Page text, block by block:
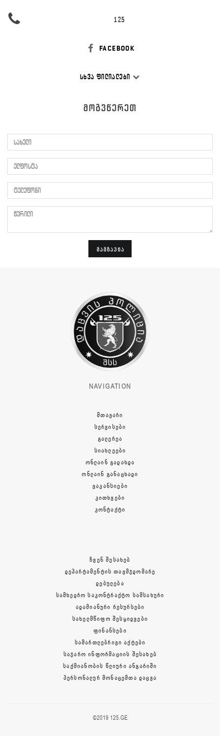
125
FACEBOOK
ᲡᲮᲕᲐ ᲤᲘᲚᲘᲐᲚᲔᲑᲘ
ᲛᲝᲒᲕᲬᲔᲠᲔᲗ
ᲒᲐᲒᲖᲐᲕᲜᲐ
NAVIGATION
ᲛᲗᲐᲕᲐᲠᲘ
ᲡᲔᲠᲕᲘᲡᲔᲑᲘ
ᲒᲐᲚᲔᲠᲔᲐ
ᲡᲘᲐᲮᲚᲔᲔᲑᲘ
ᲝᲜᲚᲐᲘᲜ ᲒᲐᲓᲐᲮᲓᲐ
ᲝᲜᲚᲐᲘᲜ ᲒᲐᲜᲐᲪᲮᲐᲓᲘ
ᲕᲐᲙᲐᲜᲡᲘᲔᲑᲘ
ᲙᲘᲗᲮᲕᲔᲑᲘ
ᲙᲝᲜᲢᲐᲥᲢᲘ
ᲩᲕᲔᲜ ᲨᲔᲡᲐᲮᲔᲑ
ᲓᲔᲞᲐᲠᲢᲐᲛᲔᲜᲢᲘᲡ ᲗᲐᲕᲛᲯᲓᲝᲛᲐᲠᲔ
ᲓᲔᲑᲣᲚᲔᲑᲐ
ᲡᲐᲛᲮᲔᲓᲠᲝ ᲡᲐᲙᲝᲜᲢᲠᲐᲥᲢᲝ ᲡᲐᲛᲡᲐᲮᲣᲠᲘ
ᲐᲓᲐᲛᲘᲐᲜᲣᲠᲘ ᲠᲔᲡᲣᲠᲡᲔᲑᲘ
ᲡᲐᲮᲔᲚᲛᲬᲘᲤᲝ ᲨᲔᲡᲧᲘᲓᲕᲔᲑᲘ
ᲤᲘᲜᲐᲜᲡᲔᲑᲘ
ᲡᲐᲛᲐᲠᲗᲚᲔᲑᲠᲘᲕᲘ ᲐᲥᲢᲔᲑᲘ
ᲡᲐᲯᲐᲠᲝ ᲘᲜᲤᲝᲠᲛᲐᲪᲘᲘᲡ ᲨᲔᲡᲐᲮᲔᲑ
ᲡᲐᲥᲛᲘᲐᲜᲝᲑᲘᲡ ᲬᲚᲘᲣᲠᲘ ᲐᲜᲒᲐᲠᲘᲨᲘ
ᲞᲔᲠᲡᲝᲜᲐᲚᲣᲠ ᲛᲝᲜᲐᲪᲔᲛᲗᲐ ᲓᲐᲪᲕᲐ
©2019 125.GE